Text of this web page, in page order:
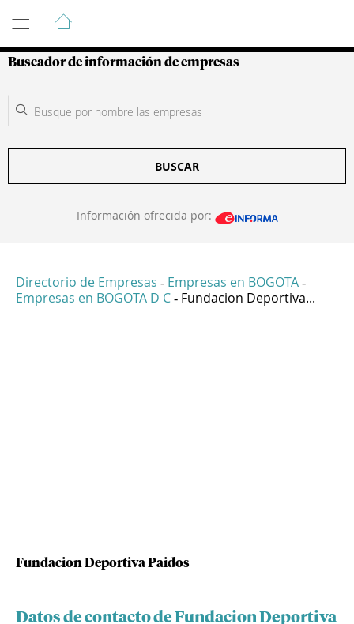
Guía de Empresas Colombianas
Buscador de información de empresas
BUSCAR
Información ofrecida por:
Directorio de Empresas - Empresas en BOGOTA -
Empresas en BOGOTA D C - Fundacion Deportiva...
Fundacion Deportiva Paidos
Datos de contacto de Fundacion Deportiva